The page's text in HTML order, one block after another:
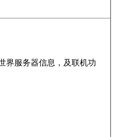
界服务器信息，及联机功